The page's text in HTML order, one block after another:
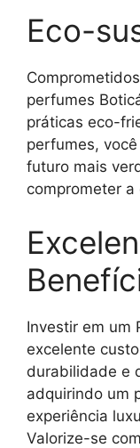
Eco-
perfumes
práticas eco-
perfumes,
futuro mais
comprometer
Investir em um
excelente
durabilidade e
adquirindo um
experiência
Valorize-se